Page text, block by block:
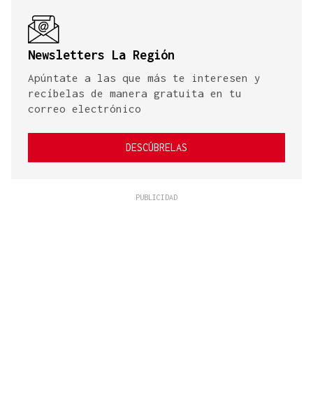
Newsletters La Región
Apúntate a las que más te interesen y
recíbelas de manera gratuita en tu
correo electrónico
DESCÚBRELAS